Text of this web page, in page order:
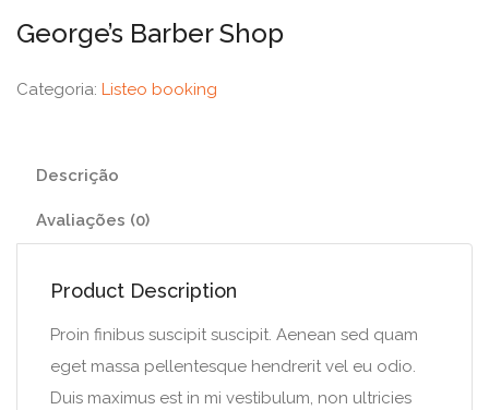
George’s Barber Shop
Categoria: Listeo booking
Descrição
Avaliações (0)
Product Description
Proin finibus suscipit suscipit. Aenean sed quam
eget massa pellentesque hendrerit vel eu odio.
Duis maximus est in mi vestibulum, non ultricies